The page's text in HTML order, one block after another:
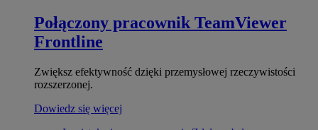
Połączony pracownik TeamViewer
Frontline
Zwiększ efektywność dzięki przemysłowej rzeczywistości
rozszerzonej.
Dowiedz się więcej